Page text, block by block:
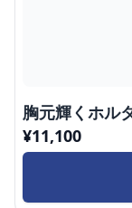
胸元輝くホル
¥11,100